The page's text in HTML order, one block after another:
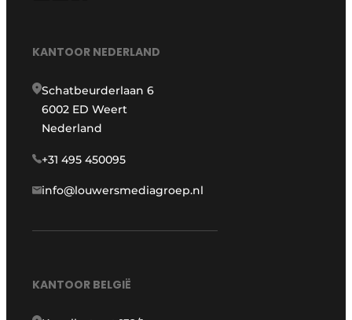
KANTOOR NEDERLAND
Schatbeurderlaan 6
6002 ED Weert
Nederland
+31 495 450095
info@louwersmediagroep.nl
KANTOOR BELGIË